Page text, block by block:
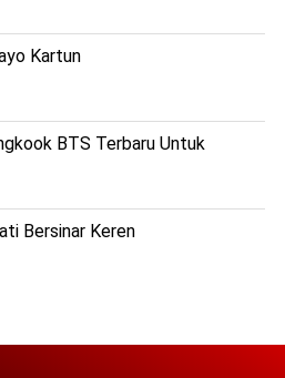
Kartun
BTS Terbaru Untuk
Bersinar Keren